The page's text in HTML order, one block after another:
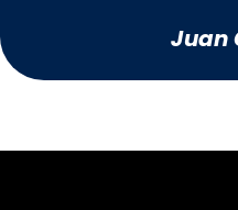
Juan